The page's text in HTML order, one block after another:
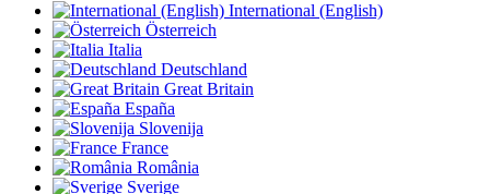
International (English)
Österreich
Italia
Deutschland
Great Britain
España
Slovenija
France
România
Sverige